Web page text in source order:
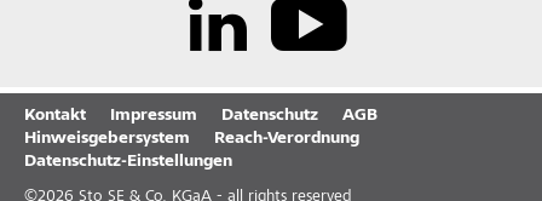
Kontakt Impressum Datenschutz
AGB
Hinweisgebersystem
Reach-Verordnung
Datenschutz-Einstellungen
©2026 Sto SE & Co. KGaA - all rights reserved